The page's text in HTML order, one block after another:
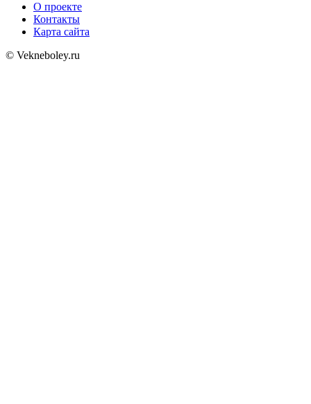
О проекте
Контакты
Карта сайта
© Vekneboley.ru